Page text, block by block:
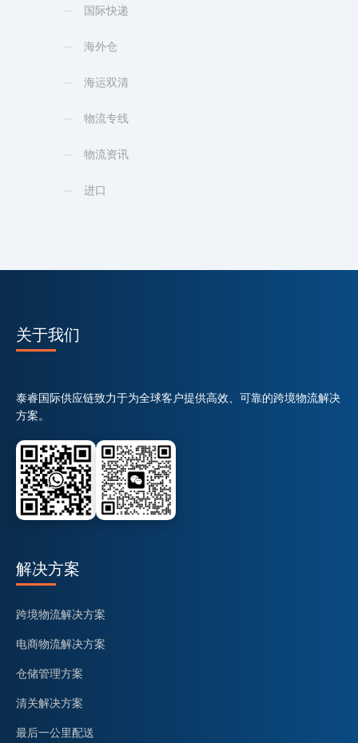
国际快递
海外仓
海运双清
物流专线
物流资讯
进口
关于我们
泰睿国际供应链致力于为全球客户提供高效、可靠的跨境物流解决
方案。
解决方案
跨境物流解决方案
电商物流解决方案
仓储管理方案
清关解决方案
最后一公里配送